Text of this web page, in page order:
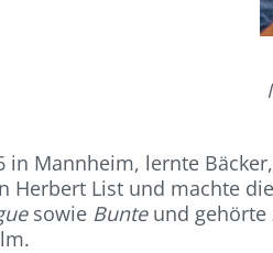
in Mannheim, lernte
Herbert List und machte
sowie Bunte und